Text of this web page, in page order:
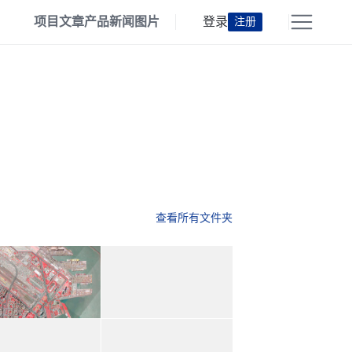
项目文章产品新闻 图片 登录 注册
查看所有文件夹